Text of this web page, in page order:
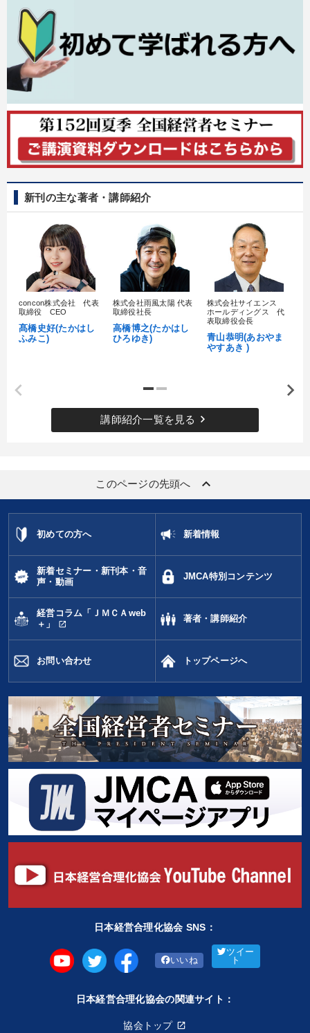
新刊の主な著者・講師紹介
concon株式会社 代表
取締役 CEO
髙橋史好(たかはし
ふみこ)
株式会社雨風太陽 代表
取締役社長
高橋博之(たかはし
ひろゆき)
株式会社サイエンス
ホールディングス 代
表取締役会長
青山恭明(あおやま
やすあき )
講師紹介一覧を見る keyboard_arrow_right
このページの先頭へ keyboard_arrow_up
初めての方へ 新着情報
新着セミナー・新刊本・音
声・動画
JMCA特別コンテンツ
経営コラム「ＪＭＣＡweb
＋」
open_in_new
著者・講師紹介
お問い合わせ トップページへ
日本経営合理化協会 SNS：
いいね
ツイー
ト
日本経営合理化協会の関連サイト：
協会トップ